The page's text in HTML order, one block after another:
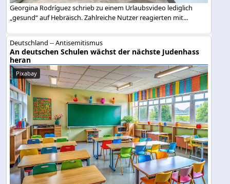
Georgina Rodríguez schrieb zu einem Urlaubsvideo lediglich
„gesund“ auf Hebräisch. Zahlreiche Nutzer reagierten mit...
Deutschland -- Antisemitismus
An deutschen Schulen wächst der nächste Judenhass
heran
Pixabay